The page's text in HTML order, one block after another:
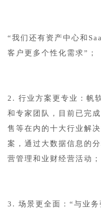
“我们还有资产中心和
客户更多个性化需求”；
2. 行业方案更专业：帆
和专家团队，目前已完
售等在内的十大行业解
案，通过大数据信息的
营管理和业财经营活动；
3. 场景更全面：“与业